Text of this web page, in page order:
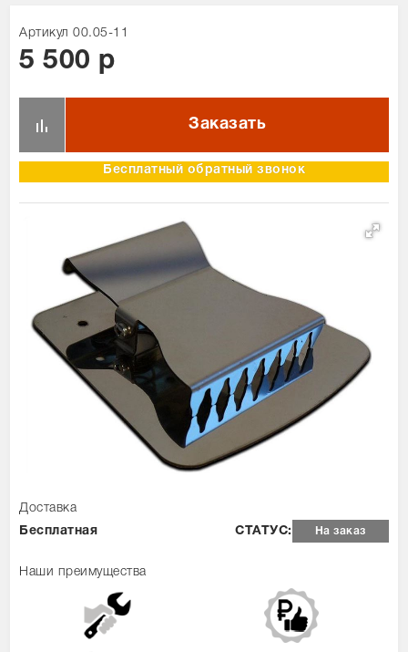
Артикул 00.05-11
5 500 р
Бесплатный обратный звонок
Доставка
Бесплатная
СТАТУС: На заказ
Наши преимущества
Просмотренные товары